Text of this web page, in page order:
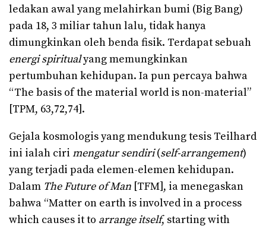
ledakan awal yang melahirkan bumi (Big Bang)
pada 18, 3 miliar tahun lalu, tidak hanya
dimungkinkan oleh benda fisik. Terdapat sebuah
energi spiritualyang memungkinkan
pertumbuhan kehidupan. Ia pun percaya bahwa
“The basis of the material world is non-material”
[TPM, 63,72,74].
Gejala kosmologis yang mendukung tesis Teilhard
ini ialah ciri mengatur sendiri(self-arrangement)
yang terjadi pada elemen-elemen kehidupan.
Dalam The Future of Man [TFM], ia menegaskan
bahwa “Matter on earth is involved in a process
which causes it to arrange itself, starting with